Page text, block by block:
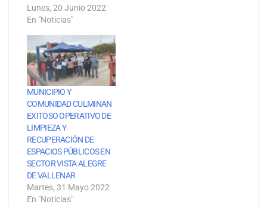
Lunes, 20 Junio 2022
En "Noticias"
MUNICIPIO Y
COMUNIDAD CULMINAN
EXITOSO OPERATIVO DE
LIMPIEZA Y
RECUPERACIÓN DE
ESPACIOS PÚBLICOS EN
SECTOR VISTA ALEGRE
DE VALLENAR
Martes, 31 Mayo 2022
En "Noticias"